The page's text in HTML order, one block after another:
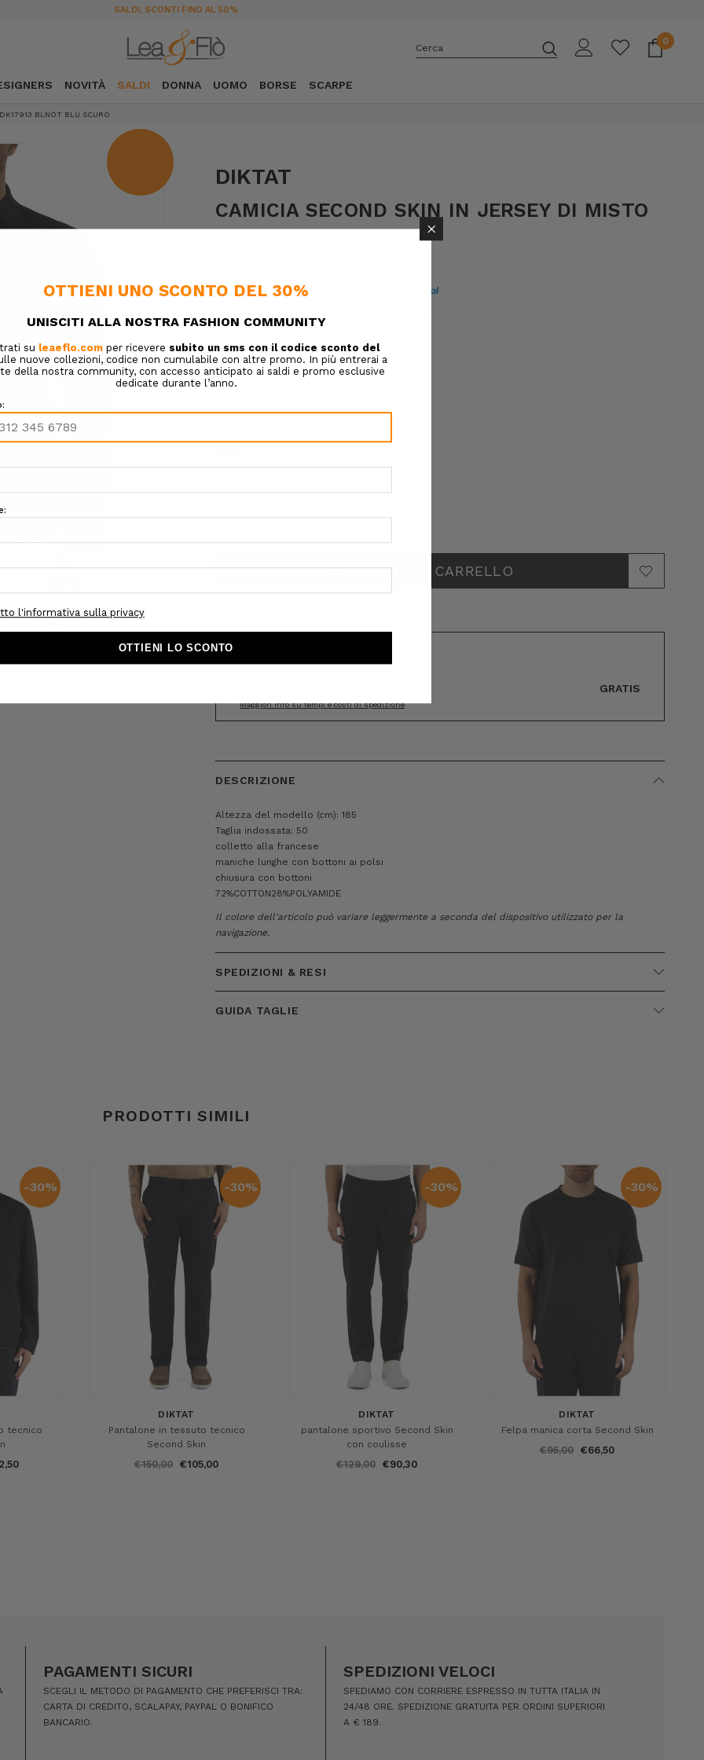
SALDI, SCONTI FINO AL 50%
Cerca
0
NOVITÀ SALDI DONNA UOMO BORSE SCARPE
BLNOT BLU SCURO
DIKTAT
CAMICIA SECOND SKIN IN JERSEY DI MISTO
SKU: 6ADUADK17913 BLNOT:T1-8
Confezione regalo: Opzioni disponibili
COLORE:
TAGLIA:
GRATIS
Maggiori info su tempi e costi di spedizione
DESCRIZIONE
Altezza del modello (cm): 185
Taglia indossata: 50
colletto alla francese
maniche lunghe con bottoni ai polsi
chiusura con bottoni
72%COTTON28%POLYAMIDE
Il colore dell'articolo può variare leggermente a seconda del dispositivo utilizzato per la
navigazione.
SPEDIZIONI & RESI
GUIDA TAGLIE
PRODOTTI SIMILI
-30%
tecnico
-30%
DIKTAT
Pantalone in tessuto tecnico
Second Skin
€150,00 €105,00
-30%
DIKTAT
pantalone sportivo Second Skin
con coulisse
€129,00 €90,30
-30%
DIKTAT
Felpa manica corta Second Skin
€95,00 €66,50
PAGAMENTI SICURI
SCEGLI IL METODO DI PAGAMENTO CHE PREFERISCI TRA:
CARTA DI CREDITO, SCALAPAY, PAYPAL O BONIFICO
BANCARIO.
SPEDIZIONI VELOCI
SPEDIAMO CON CORRIERE ESPRESSO IN TUTTA ITALIA IN
24/48 ORE. SPEDIZIONE GRATUITA PER ORDINI SUPERIORI
A € 189.
×